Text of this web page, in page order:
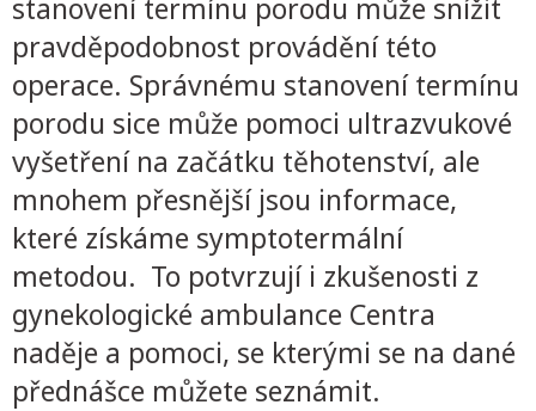
stanovení termínu porodu může snížit
pravděpodobnost provádění této
operace. Správnému stanovení termínu
porodu sice může pomoci ultrazvukové
vyšetření na začátku těhotenství, ale
mnohem přesnější jsou informace,
které získáme symptotermální
metodou. To potvrzují i zkušenosti z
gynekologické ambulance Centra
naděje a pomoci, se kterými se na dané
přednášce můžete seznámit.